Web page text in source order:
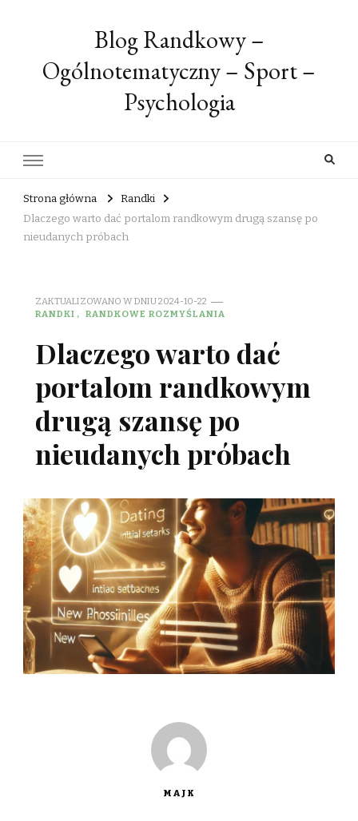
Blog Randkowy –
Ogólnotematyczny – Sport –
Psychologia
Strona główna
Randki
Dlaczego warto dać portalom randkowym drugą szansę po
nieudanych próbach
ZAKTUALIZOWANO W DNIU2024-10-22
RANDKI
RANDKOWE ROZMYŚLANIA
Dlaczego warto dać
portalom randkowym
drugą szansę po
nieudanych próbach
MAJK